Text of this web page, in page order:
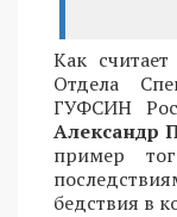
Как
Отдела
ГУФСИН
Александр
пример
бедствия в